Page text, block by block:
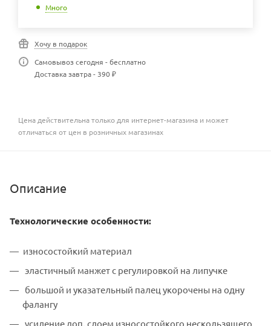
Много
Хочу в подарок
Самовывоз сегодня - бесплатно
Доставка завтра - 390 ₽
Цена действительна только для интернет-магазина и может
отличаться от цен в розничных магазинах
Описание
Технологические особенности:
износостойкий материал
эластичный манжет с регулировкой на липучке
большой и указательный палец укорочены на одну
фалангу
усиление доп. слоем износостойкого нескользящего